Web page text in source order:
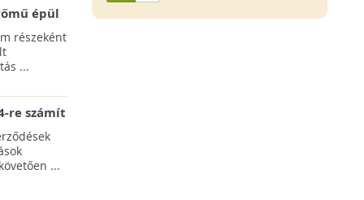
épül
részeként
...
re számít
ágazat
...